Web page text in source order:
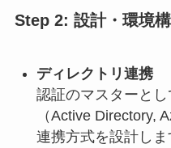
Step 2: 設計・環境
ディレクトリ連携
認証のマスターと
（Active Directory,
連携方式を設計し